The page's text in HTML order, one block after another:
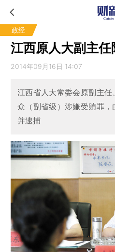
政经
江西原人大副主
2014年09月16日 14:07
江西省人大常委会原副主
众（副省级）涉嫌受贿罪
并逮捕